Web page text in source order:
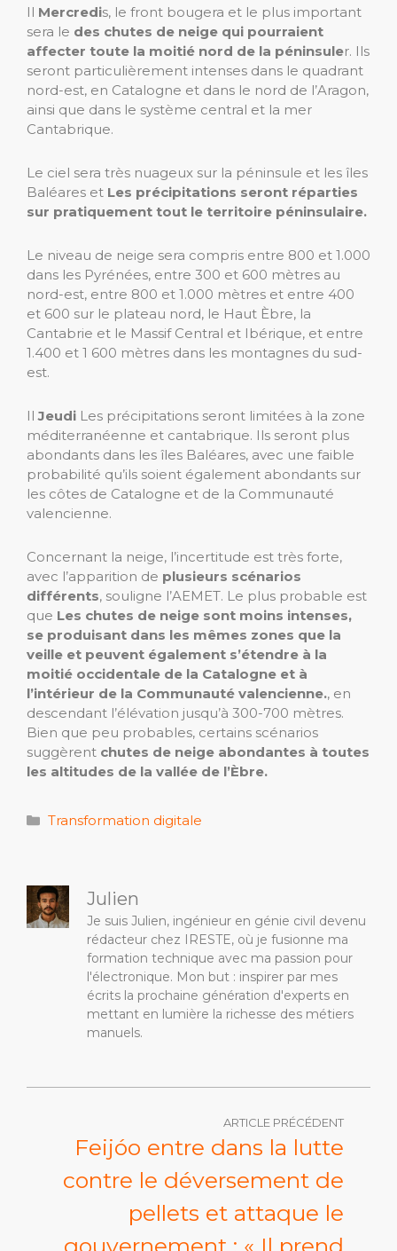
Il Mercredis, le front bougera et le plus important
sera le des chutes de neige qui pourraient
affecter toute la moitié nord de la péninsuler. Ils
seront particulièrement intenses dans le quadrant
nord-est, en Catalogne et dans le nord de l’Aragon,
ainsi que dans le système central et la mer
Cantabrique.
Le ciel sera très nuageux sur la péninsule et les îles
Baléares et Les précipitations seront réparties
sur pratiquement tout le territoire péninsulaire.
Le niveau de neige sera compris entre 800 et 1.000
dans les Pyrénées, entre 300 et 600 mètres au
nord-est, entre 800 et 1.000 mètres et entre 400
et 600 sur le plateau nord, le Haut Èbre, la
Cantabrie et le Massif Central et Ibérique, et entre
1.400 et 1 600 mètres dans les montagnes du sud-
est.
Il Jeudi Les précipitations seront limitées à la zone
méditerranéenne et cantabrique. Ils seront plus
abondants dans les îles Baléares, avec une faible
probabilité qu’ils soient également abondants sur
les côtes de Catalogne et de la Communauté
valencienne.
Concernant la neige, l’incertitude est très forte,
avec l’apparition de plusieurs scénarios
différents, souligne l’AEMET. Le plus probable est
que Les chutes de neige sont moins intenses,
se produisant dans les mêmes zones que la
veille et peuvent également s’étendre à la
moitié occidentale de la Catalogne et à
l’intérieur de la Communauté valencienne., en
descendant l’élévation jusqu’à 300-700 mètres.
Bien que peu probables, certains scénarios
suggèrent chutes de neige abondantes à toutes
les altitudes de la vallée de l’Èbre.
Catégories
Transformation digitale
Julien
Je suis Julien, ingénieur en génie civil devenu
rédacteur chez IRESTE, où je fusionne ma
formation technique avec ma passion pour
l'électronique. Mon but : inspirer par mes
écrits la prochaine génération d'experts en
mettant en lumière la richesse des métiers
manuels.
ARTICLE PRÉCÉDENT
Feijóo entre dans la lutte
contre le déversement de
pellets et attaque le
gouvernement : « Il prend